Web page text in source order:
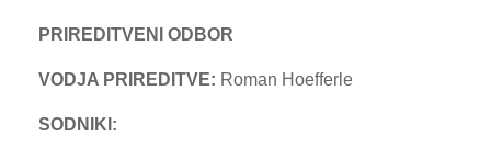
PRIREDITVENI ODBOR
VODJA PRIREDITVE: Roman Hoefferle
SODNIKI: